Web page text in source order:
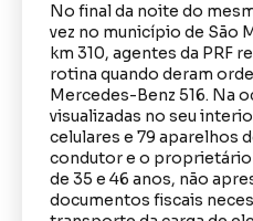
No final da noite do
vez no município de São
km 310, agentes da PRF
rotina quando deram
Mercedes-Benz 516. Na
visualizadas no seu
celulares e 79 aparelhos
condutor e o
de 35 e 46 anos, não
documentos fiscais